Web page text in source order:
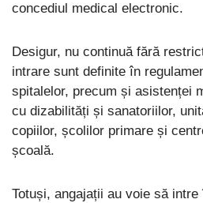
concediul medical electronic.
Desigur, nu continuă fără
intrare sunt definite în
spitalelor, precum și asistenței
cu dizabilități și sanatoriilor,
copiilor, școlilor primare și
școală.
Totuși, angajații au voie să